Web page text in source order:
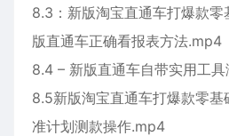
8.3：新版淘宝直通车打爆款
版直通车正确看报表方法.mp4
8.4 – 新版直通车自带实用工
8.5新版淘宝直通车打爆款零
准计划测款操作.mp4